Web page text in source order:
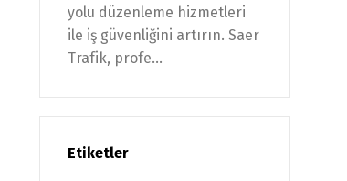
yolu düzenleme hizmetleri
ile iş güvenliğini artırın. Saer
Trafik, profe...
Etiketler